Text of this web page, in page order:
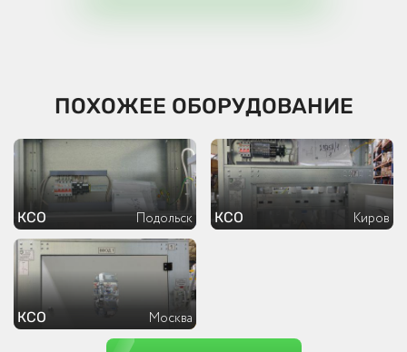
ПОХОЖЕЕ ОБОРУДОВАНИЕ
КСО Подольск КСО Киров
КСО Москва